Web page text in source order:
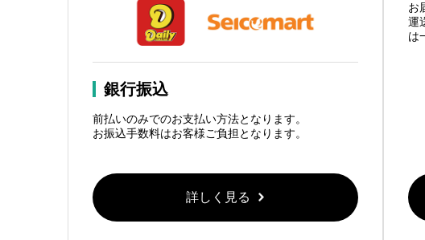
銀行振込
前払いのみでのお支払い方法となります。
お振込手数料はお客様ご負担となります。
詳しく見る
お
運
は